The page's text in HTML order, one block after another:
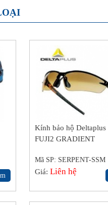
Kính bảo hộ Deltaplus
FUJI2 GRADIENT
Mã SP: SERPENT-SSM
Giá:Liên hệ